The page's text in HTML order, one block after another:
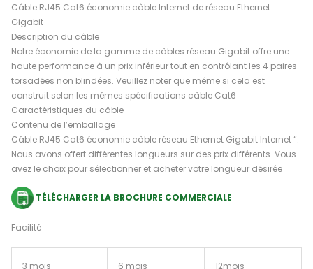
Câble RJ45 Cat6 économie câble Internet de réseau Ethernet
Gigabit
Description du câble
Notre économie de la gamme de câbles réseau Gigabit offre une
haute performance à un prix inférieur tout en contrôlant les 4 paires
torsadées non blindées. Veuillez noter que même si cela est
construit selon les mêmes spécifications câble Cat6
Caractéristiques du câble
Contenu de l’emballage
Câble RJ45 Cat6 économie câble réseau Ethernet Gigabit Internet “.
Nous avons offert différentes longueurs sur des prix différents. Vous
avez le choix pour sélectionner et acheter votre longueur désirée
TÉLÉCHARGER LA BROCHURE COMMERCIALE
Facilité
3 mois 6 mois 12mois